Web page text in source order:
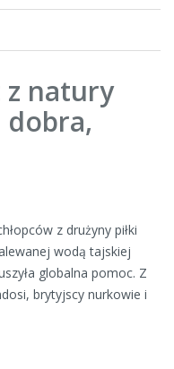
z natury
z drużyny piłki
wodą tajskiej
globalna pomoc. Z
brytyjscy nurkowie i